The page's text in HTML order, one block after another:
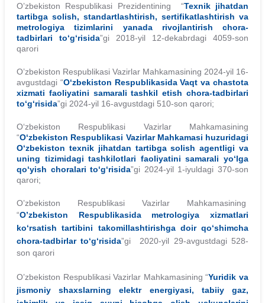
O’zbekiston Respublikasi Prezidentining “Texnik jihatdan
tartibga solish, standartlashtirish, sertifikatlashtirish va
metrologiya tizimlarini yanada rivojlantirish chora-
tadbirlari to‘g‘risida”gi 2018-yil 12-dekabrdagi 4059-son
qarori
O’zbekiston Respublikasi Vazirlar Mahkamasining 2024-yil 16-
avgustdagi “O‘zbekiston Respublikasida Vaqt va chastota
xizmati faoliyatini samarali tashkil etish chora-tadbirlari
to‘g‘risida”gi 2024-yil 16-avgustdagi 510-son qarori;
O‘zbekiston Respublikasi Vazirlar Mahkamasining
“O‘zbekiston Respublikasi Vazirlar Mahkamasi huzuridagi
O‘zbekiston texnik jihatdan tartibga solish agentligi va
uning tizimidagi tashkilotlari faoliyatini samarali yo‘lga
qo‘yish choralari to‘g‘risida”gi 2024-yil 1-iyuldagi 370-son
qarori;
O’zbekiston Respublikasi Vazirlar Mahkamasining
“O’zbekiston Respublikasida metrologiya xizmatlari
ko‘rsatish tartibini takomillashtirishga doir qo‘shimcha
chora-tadbirlar to‘g‘risida”gi 2020-yil 29-avgustdagi 528-
son qarori
O’zbekiston Respublikasi Vazirlar Mahkamasining “Yuridik va
jismoniy shaxslarning elektr energiyasi, tabiiy gaz,